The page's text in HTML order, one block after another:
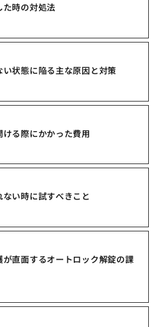
た時の対処法
状態に陥る主な原因と対策
る際にかかった費用
い時に試すべきこと
直面するオートロック解錠の課